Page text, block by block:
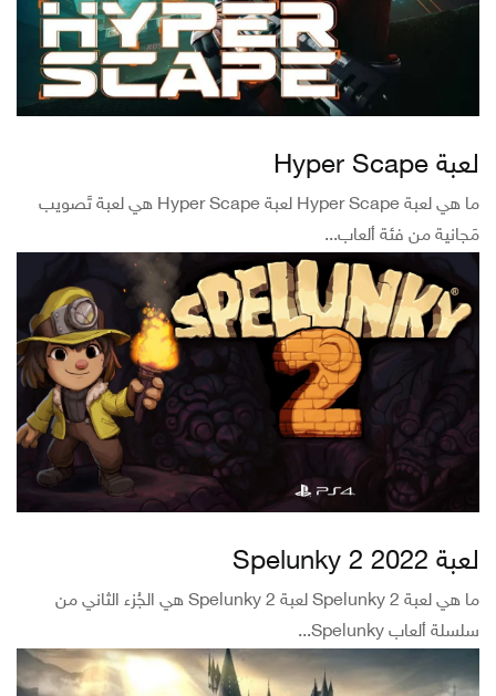
لعبة Hyper Scape
ما هي لعبة Hyper Scape لعبة Hyper Scape هي لعبة تَصويب
مَجانية من فئة ألعاب...
لعبة Spelunky 2 2022
ما هي لعبة Spelunky 2 لعبة Spelunky 2 هي الجُزء الثاني من
سلسلة ألعاب Spelunky...